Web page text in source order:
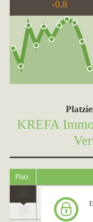
-0,8
KREFA
Platz.